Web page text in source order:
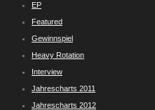
EP
Featured
Gewinnspiel
Heavy Rotation
Interview
Jahrescharts 2011
Jahrescharts 2012